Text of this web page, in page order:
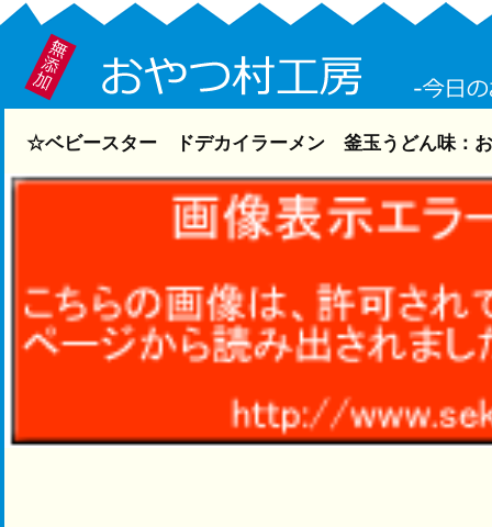
☆ベビースター ドデカイラーメン 釜玉うどん味：